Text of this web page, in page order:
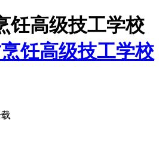
饪高级技工学校